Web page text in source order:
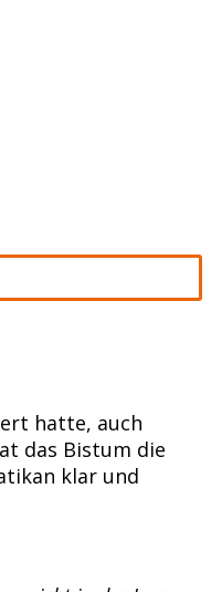
hatte, auch
das Bistum die
klar und